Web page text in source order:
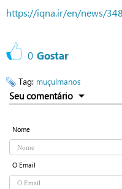
https://iqna.ir/en/news/
0 Gostar
Tag: muçulmanos
Seu comentário
Nome
O Email